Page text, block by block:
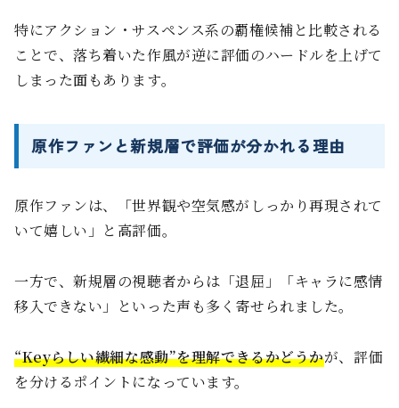
特にアクション・サスペンス系の覇権候補と比較される
ことで、落ち着いた作風が逆に評価のハードルを上げて
しまった面もあります。
原作ファンと新規層で評価が分かれる理由
原作ファンは、「世界観や空気感がしっかり再現されて
いて嬉しい」と高評価。
一方で、新規層の視聴者からは「退屈」「キャラに感情
移入できない」といった声も多く寄せられました。
“Keyらしい繊細な感動”を理解できるかどうかが、評価
を分けるポイントになっています。